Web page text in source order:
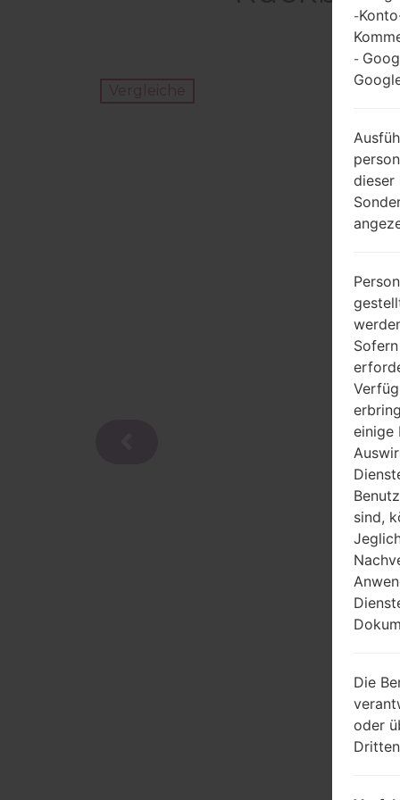
Vergleiche
-
-
dieser
einige
sind,
Die
oder